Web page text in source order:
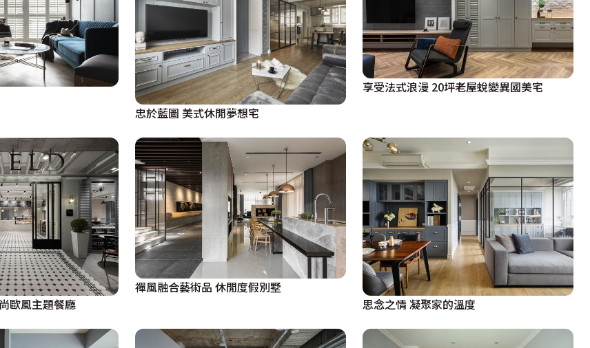
忠於藍圖 美式休閒夢想宅
享受法式浪漫 20坪老屋蛻變異國美宅
歐風主題餐廳
禪風融合藝術品 休閒度假別墅
思念之情 凝聚家的溫度